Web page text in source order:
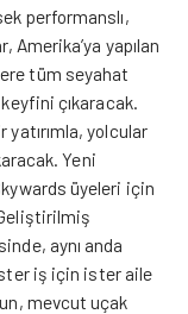
performanslı,
Amerika’ya yapılan
tüm seyahat
çıkaracak.
yatırımla, yolcular
Yeni
üyeleri için
aynı anda
iş için ister aile
mevcut uçak